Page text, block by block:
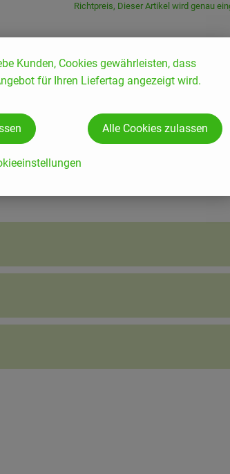
Richtpreis, Dieser Artikel wird genau
Rezepte
Kunden, Cookies gewährleisten, dass
für Ihren Liefertag angezeigt wird.
Alle Cookies zulassen